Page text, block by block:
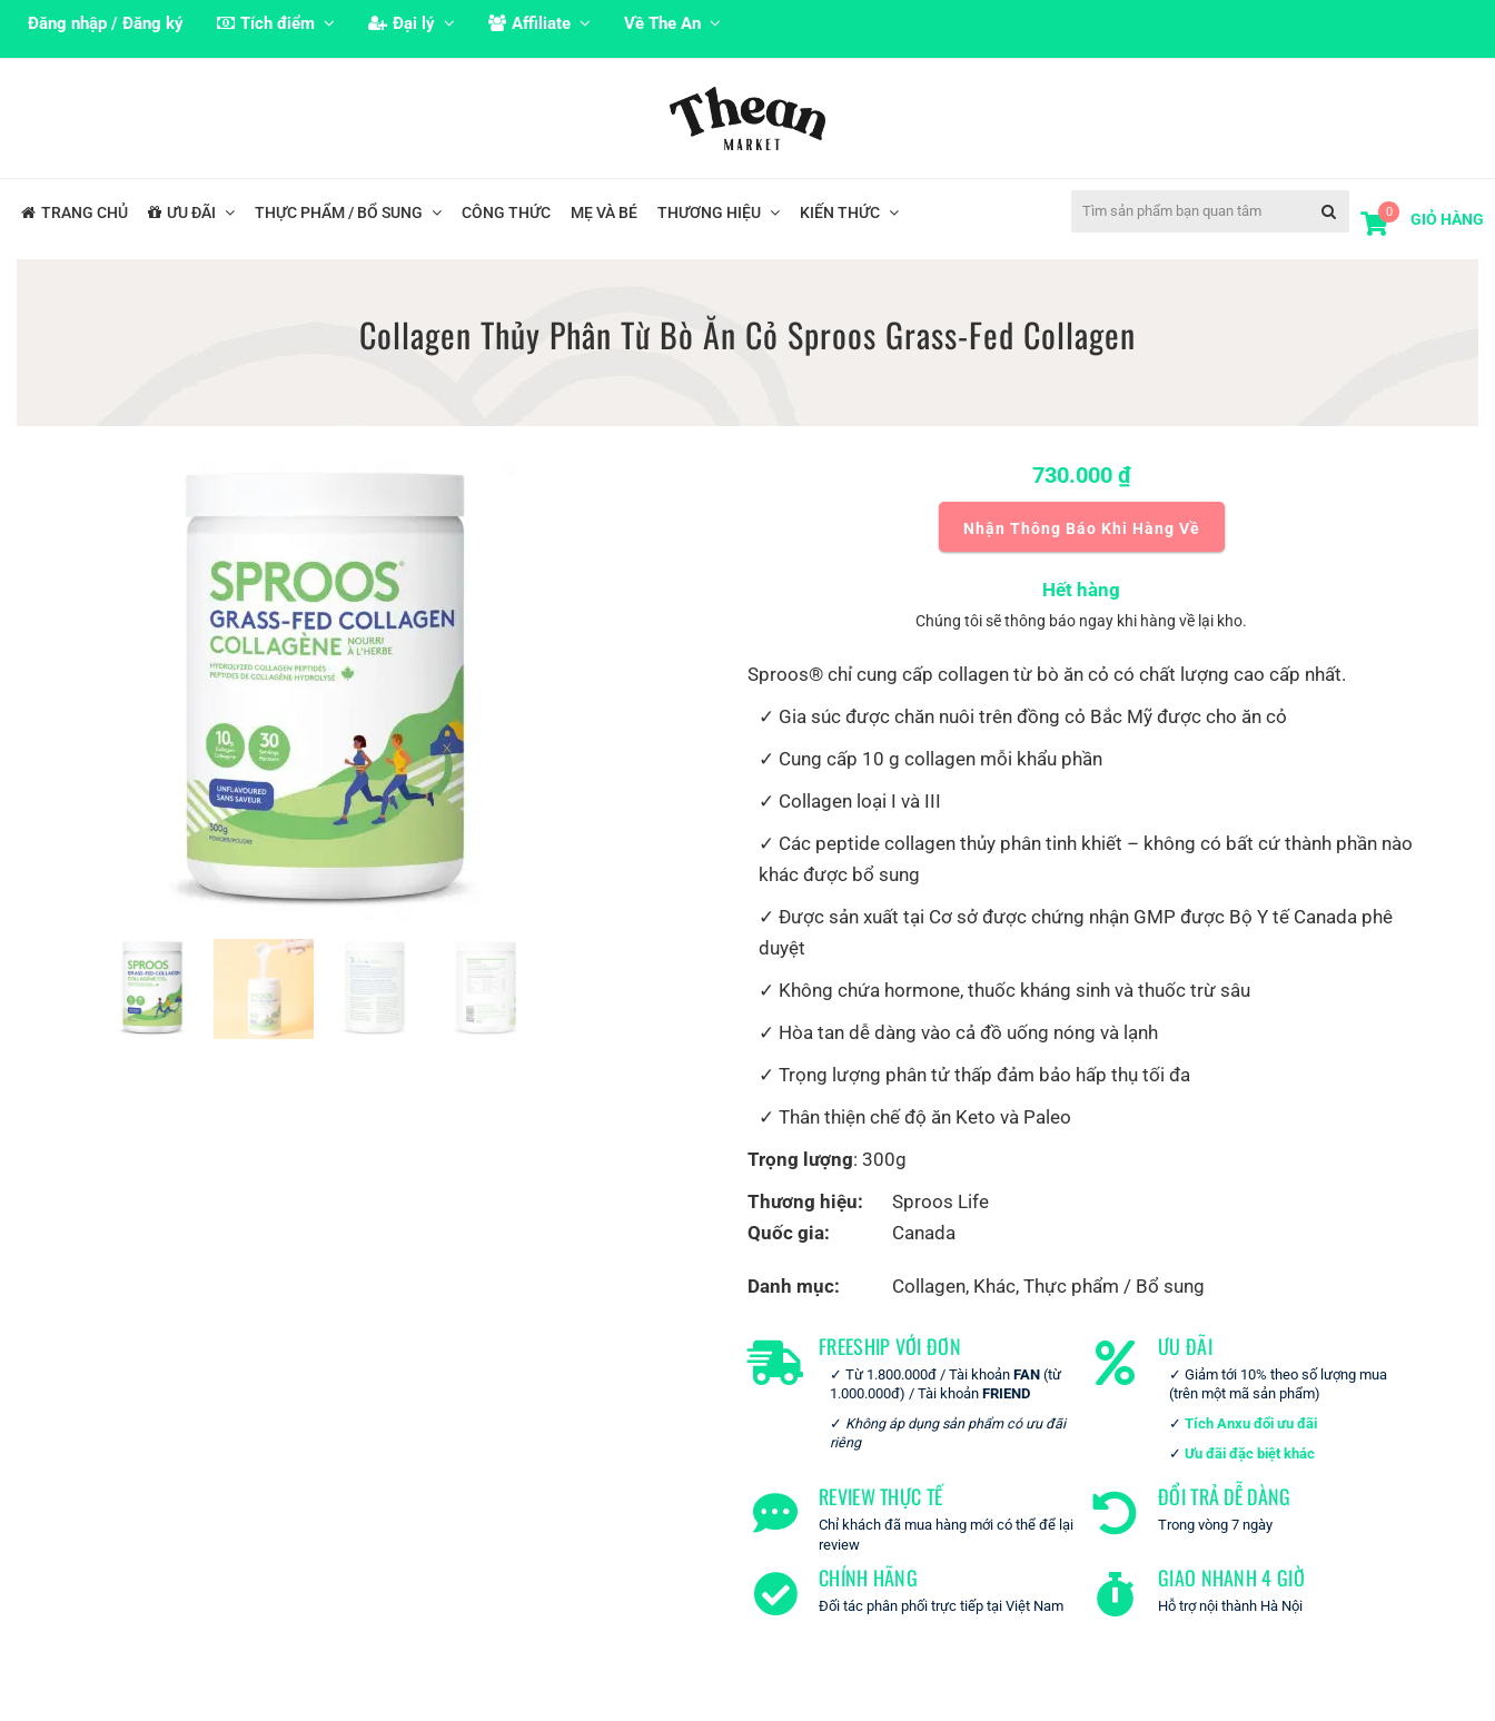
Đăng nhập / Đăng ký Tích điểm Đại lý Affiliate Về The An
TRANG CHỦ ƯU ĐÃI THỰC PHẨM / BỔ SUNG CÔNG THỨC MẸ VÀ BÉ THƯƠNG HIỆU KIẾN THỨC 0 GIỎ HÀNG
Collagen Thủy Phân Từ Bò Ăn Cỏ Sproos Grass-Fed Collagen
730.000 ₫
Nhận Thông Báo Khi Hàng Về
Hết hàng
Chúng tôi sẽ thông báo ngay khi hàng về lại kho.
Sproos® chỉ cung cấp collagen từ bò ăn cỏ có chất lượng cao cấp nhất.
Gia súc được chăn nuôi trên đồng cỏ Bắc Mỹ được cho ăn cỏ
Cung cấp 10 g collagen mỗi khẩu phần
Collagen loại I và III
Các peptide collagen thủy phân tinh khiết – không có bất cứ thành phần nào
khác được bổ sung
Được sản xuất tại Cơ sở được chứng nhận GMP được Bộ Y tế Canada phê
duyệt
Không chứa hormone, thuốc kháng sinh và thuốc trừ sâu
Hòa tan dễ dàng vào cả đồ uống nóng và lạnh
Trọng lượng phân tử thấp đảm bảo hấp thụ tối đa
Thân thiện chế độ ăn Keto và Paleo
Trọng lượng: 300g
Thương hiệu:
Sproos Life
Quốc gia:
Canada
Danh mục: Collagen, Khác, Thực phẩm / Bổ sung
FREESHIP VỚI ĐƠN
Từ 1.800.000đ / Tài khoản FAN (từ
1.000.000đ) / Tài khoản FRIEND
Không áp dụng sản phẩm có ưu đãi
riêng
ƯU ĐÃI
Giảm tới 10% theo số lượng mua
(trên một mã sản phẩm)
Tích Anxu đổi ưu đãi
Ưu đãi đặc biệt khác
REVIEW THỰC TẾ
Chỉ khách đã mua hàng mới có thể để lại
review
ĐỔI TRẢ DỄ DÀNG
Trong vòng 7 ngày
CHÍNH HÃNG
Đối tác phân phối trực tiếp tại Việt Nam
GIAO NHANH 4 GIỜ
Hỗ trợ nội thành Hà Nội